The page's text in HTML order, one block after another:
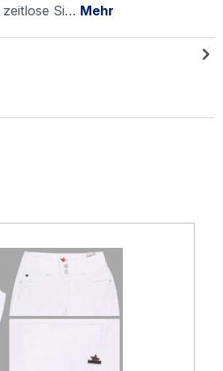
Si… Mehr
von 5 von 5 Sternen